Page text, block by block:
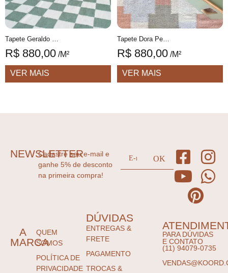
Tapete Geraldo Personalizável xadrez feito à mão, 100% algodão reciclado
R$ 880,00 /M²
VER MAIS
Tapete Dora Personalizável geométrico feito à mão, 100% algodão reciclado
R$ 880,00 /M²
VER MAIS
NEWSLETTER
Cadastre seu e-mail e
ganhe 5% de desconto
na primeira compra!
A
MARCA
QUEM
SOMOS
POLÍTICA DE
PRIVACIDADE
DÚVIDAS
ENTREGAS &
FRETE
PAGAMENTO
TROCAS &
PARA DÚVIDAS
E CONTATO
(11) 94079-0735